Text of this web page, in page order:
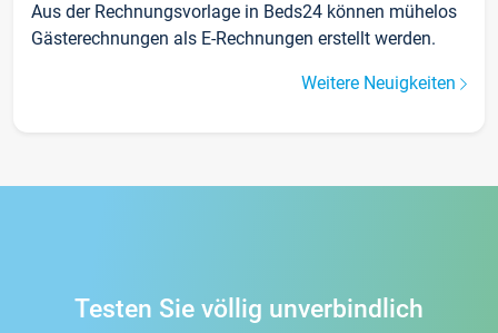
Aus der Rechnungsvorlage in Beds24 können mühelos
Gästerechnungen als E-Rechnungen erstellt werden.
Weitere Neuigkeiten
Testen Sie völlig unverbindlich